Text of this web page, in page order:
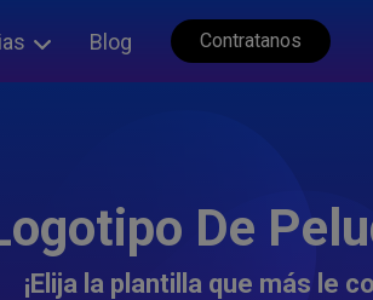
Blog Contratanos
De
¡Elija la plantilla que más le